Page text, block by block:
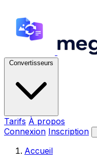
Convertisseurs
Tarifs À propos
Connexion Inscription
Accueil